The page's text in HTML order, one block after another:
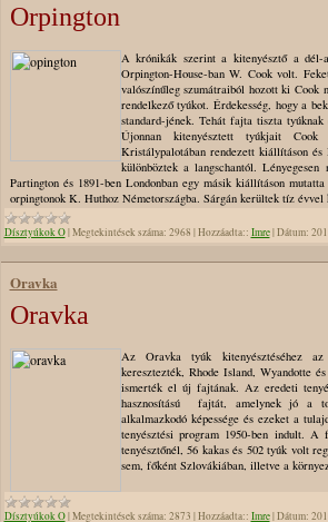
Orpington
A krónikák szerint a kitenyésztő a
Orpington-House-ban W. Cook volt.
valószínűleg szumátraiból hozott ki Cook
rendelkező tyúkot. Érdekesség, hogy a
standard-jének. Tehát fajta tiszta
Újonnan kitenyésztett tyúkjait
Kristálypalotában rendezett kiállításon
különböztek a langschantól.
Partington és 1891-ben Londonban egy másik kiállításon
orpingtonok K. Huthoz Németországba. Sárgán kerültek tíz évvel
Dísztyúkok O|Megtekintések száma: 2968 |Hozzáadta:: Imre|Dátum:
Oravka
Oravka
Az Oravka tyúk kitenyésztéséhez
keresztezték, Rhode Island, Wyandotte
ismerték el új fajtának. Az eredeti
hasznosítású fajtát, amelynek jó a
alkalmazkodó képessége és ezeket a
tenyésztési program 1950-ben indult. A
tenyésztőnél, 56 kakas és 502 tyúk volt
sem, főként Szlovákiában, illetve a
Dísztyúkok O|Megtekintések száma: 2873 |Hozzáadta:: Imre|Dátum: